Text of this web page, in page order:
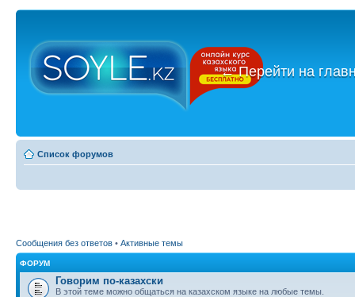
←Перейти на
Список форумов
Сообщения без ответов • Активные темы
ФОРУМ
Говорим по-казахски
В этой теме можно общаться на казахском языке на любые темы.